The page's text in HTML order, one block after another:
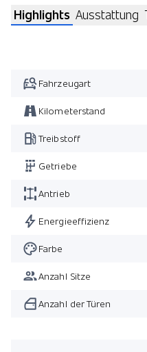
Highlights Ausstattung
Fahrzeugart
Kilometerstand
Treibstoff
Getriebe
Antrieb
Energieeffizienz
Farbe
Anzahl Sitze
Anzahl der Türen